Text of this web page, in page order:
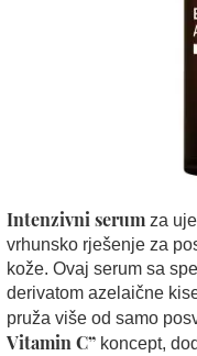
Intenzivni serum za
vrhunsko rješenje za
kože. Ovaj serum sa
derivatom azelaične
pruža više od samo
Vitamin C” koncept,